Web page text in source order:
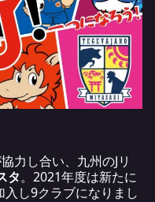
力し合い、九州のJリ
タ。2021年度は新たに
入し9クラブになりまし